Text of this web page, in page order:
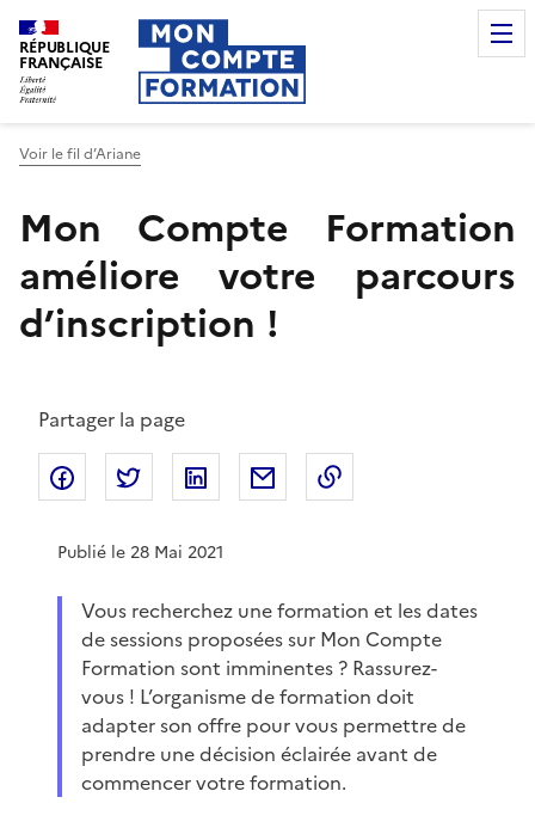
RÉPUBLIQUE
FRANÇAISE
Voir le fil d’Ariane
Mon Compte Formation
améliore votre parcours
d’inscription !
Partager la page
Partager sur Facebook
Partager sur Twitter
Partager sur LinkedIn
Partager par email
Publié le 28 Mai 2021
Vous recherchez une formation et les dates
de sessions proposées sur Mon Compte
Formation sont imminentes ? Rassurez-
vous ! L’organisme de formation doit
adapter son offre pour vous permettre de
prendre une décision éclairée avant de
commencer votre formation.